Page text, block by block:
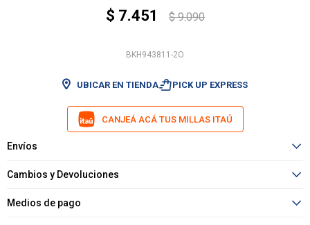
$ 7.451 $ 9.090
BKH943811-2O
UBICAR EN TIENDAshopping_bag_speedPICK UP EXPRESS
CANJEÁ ACÁ TUS MILLAS ITAÚ
Envíos
Cambios y Devoluciones
Medios de pago